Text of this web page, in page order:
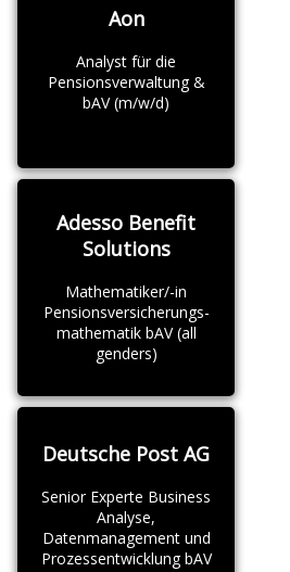
Aon
Analyst für die
Pensionsverwaltung &
bAV (m/w/d)
Adesso Benefit
Solutions
Mathematiker/-in
Pensionsversicherungs-
mathematik bAV (all
genders)
Deutsche Post AG
Senior Experte Business
Analyse,
Datenmanagement und
Prozessentwicklung bAV